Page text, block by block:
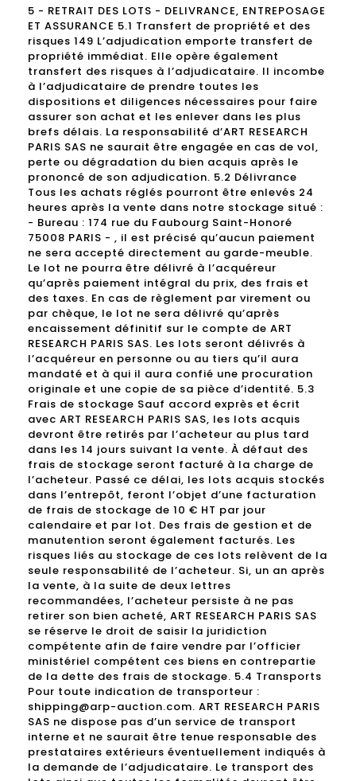
5 - RETRAIT DES LOTS - DELIVRANCE, ENTREPOSAGE
ET ASSURANCE 5.1 Transfert de propriété et des
risques 149 L’adjudication emporte transfert de
propriété immédiat. Elle opère également
transfert des risques à l’adjudicataire. Il incombe
à l’adjudicataire de prendre toutes les
dispositions et diligences nécessaires pour faire
assurer son achat et les enlever dans les plus
brefs délais. La responsabilité d’ART RESEARCH
PARIS SAS ne saurait être engagée en cas de vol,
perte ou dégradation du bien acquis après le
prononcé de son adjudication. 5.2 Délivrance
Tous les achats réglés pourront être enlevés 24
heures après la vente dans notre stockage situé :
- Bureau : 174 rue du Faubourg Saint-Honoré
75008 PARIS - , il est précisé qu’aucun paiement
ne sera accepté directement au garde-meuble.
Le lot ne pourra être délivré à l’acquéreur
qu’après paiement intégral du prix, des frais et
des taxes. En cas de règlement par virement ou
par chèque, le lot ne sera délivré qu’après
encaissement définitif sur le compte de ART
RESEARCH PARIS SAS. Les lots seront délivrés à
l’acquéreur en personne ou au tiers qu’il aura
mandaté et à qui il aura confié une procuration
originale et une copie de sa pièce d’identité. 5.3
Frais de stockage Sauf accord exprès et écrit
avec ART RESEARCH PARIS SAS, les lots acquis
devront être retirés par l’acheteur au plus tard
dans les 14 jours suivant la vente. À défaut des
frais de stockage seront facturé à la charge de
l’acheteur. Passé ce délai, les lots acquis stockés
dans l’entrepôt, feront l’objet d’une facturation
de frais de stockage de 10 € HT par jour
calendaire et par lot. Des frais de gestion et de
manutention seront également facturés. Les
risques liés au stockage de ces lots relèvent de la
seule responsabilité de l’acheteur. Si, un an après
la vente, à la suite de deux lettres
recommandées, l’acheteur persiste à ne pas
retirer son bien acheté, ART RESEARCH PARIS SAS
se réserve le droit de saisir la juridiction
compétente afin de faire vendre par l’officier
ministériel compétent ces biens en contrepartie
de la dette des frais de stockage. 5.4 Transports
Pour toute indication de transporteur :
shipping@arp-auction.com. ART RESEARCH PARIS
SAS ne dispose pas d’un service de transport
interne et ne saurait être tenue responsable des
prestataires extérieurs éventuellement indiqués à
la demande de l’adjudicataire. Le transport des